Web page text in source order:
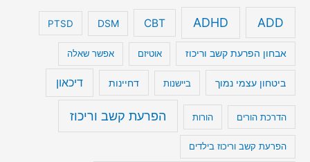
ADD
ADHD
CBT
DSM
PTSD
אבחון הפרעת קשב וריכוז אוטיזם אפשר שאלה
ביטחון עצמי נמוך ביישנות דחיינות דיכאון
הדרכת הורים הורות הפרעת קשב וריכוז
הפרעת קשב וריכוז בילדים